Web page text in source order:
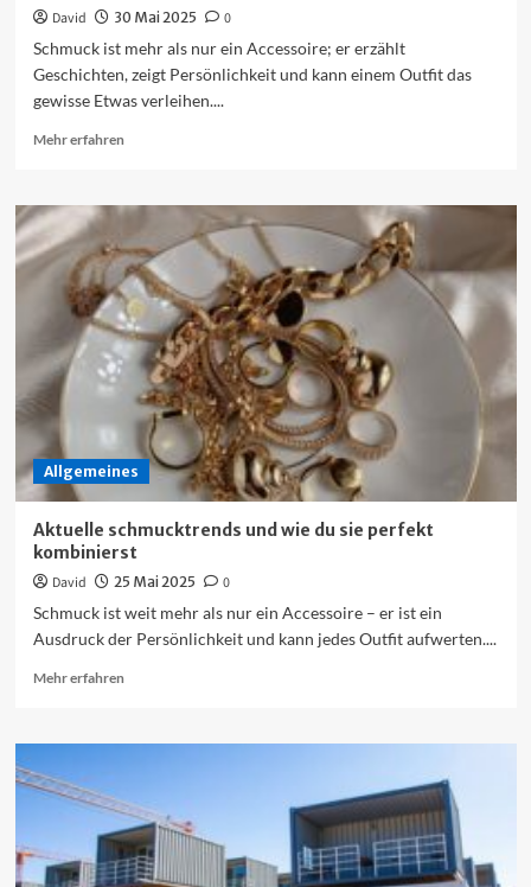
David 30 Mai 2025
0
Schmuck ist mehr als nur ein Accessoire; er erzählt
Geschichten, zeigt Persönlichkeit und kann einem Outfit das
gewisse Etwas verleihen....
Mehr erfahrenMehr
Aktuelle
schmucktrends:
minimalismus,
vintage
und
nachhaltigkeit
Allgemeines
Aktuelle schmucktrends und wie du sie perfekt
kombinierst
David 25 Mai 2025
0
Schmuck ist weit mehr als nur ein Accessoire – er ist ein
Ausdruck der Persönlichkeit und kann jedes Outfit aufwerten....
Mehr erfahrenMehr
Aktuelle
wie
du
sie
perfekt